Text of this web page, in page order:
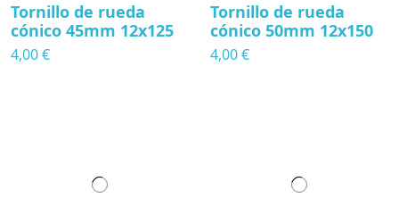
Tornillo de rueda
cónico 45mm 12x125
4,00 €
Tornillo de rueda
cónico 50mm 12x150
4,00 €